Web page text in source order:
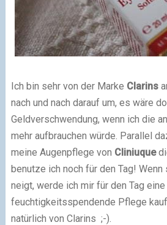
Ich bin sehr von der Marke Clarins
nach und nach darauf um, es wäre
Geldverschwendung, wenn ich die
mehr aufbrauchen würde. Parallel
meine Augenpflege von Cliniuque
benutze ich noch für den Tag! Wenn
neigt, werde ich mir für den Tag
feuchtigkeitsspendende Pflege
natürlich von Clarins ;-).